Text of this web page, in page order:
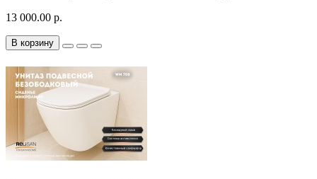
13 000.00 р.
В корзину